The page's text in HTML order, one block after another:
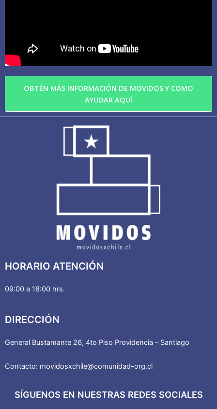
OBTÉN MÁS INFORMACIÓN DE MOVIDOS Y COMO
AYUDAR AQUÍ
HORARIO ATENCIÓN
09:00 a 18:00 hrs.
DIRECCIÓN
General Bustamante 26, 4to Piso Providencia – Santiago
Contacto: movidosxchile@comunidad-org.cl
SÍGUENOS EN NUESTRAS REDES SOCIALES